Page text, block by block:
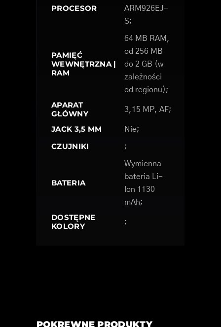
PROCESOR
ARM926EJ-
S;
PAMIĘĆ
WEWNĘTRZNA |
RAM
64 MB RAM,
od 256 MB
do 2 GB (w
zależności
od regionu);
APARAT
GŁÓWNY
3,15 MP, AF;
JACK 3,5 MM Nie;
CZUJNIKI ;
BATERIA
Wymienna
bateria Li-
Ion 1130
mAh;
DOSTĘPNE
KOLORY
;
POKREWNE PRODUKTY